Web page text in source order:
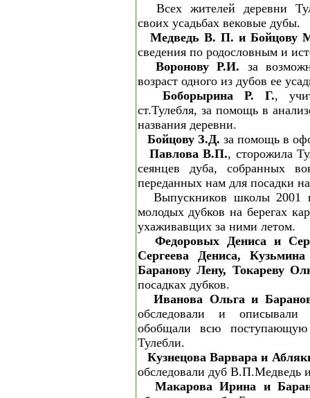
Всех жителей деревни
своих усадьбах вековые дубы.
Медведь В. П. и Бойцову
сведения по родословным и
Воронову Р.И. за
возраст одного из дубов ее
Боборырина Р. Г.,
ст.Тулебля, за помощь в
названия деревни.
Бойцову З.Д. за помощь в
Павлова В.П., сторожила
сеянцев дуба, собранных
переданных нам для посадки
Выпускников школы 2001
молодых дубков на берегах
ухаживавщих за ними летом.
Федоровых Дениса и
Сергеева Дениса,
Баранову Лену, Токареву
посадках дубков.
Иванова Ольга и
обследовали и
обобщали всю
Тулебли.
Кузнецова Варвара и
обследовали дуб В.П.Медведь
Макарова Ирина и